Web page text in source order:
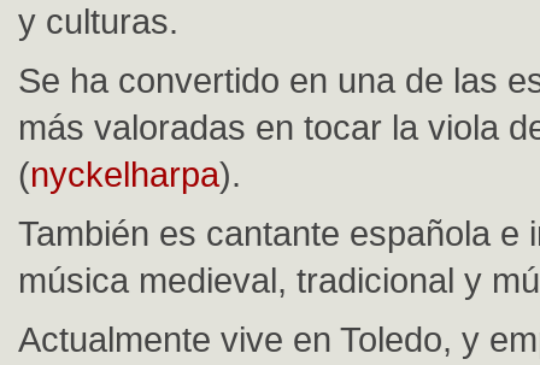
y culturas.
Se ha convertido en una de las
más valoradas en tocar la viola
(nyckelharpa).
También es cantante española e
música medieval, tradicional y
Actualmente vive en Toledo, y